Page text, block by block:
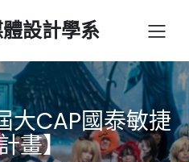
設計學系
大CAP國泰敏捷
畫】